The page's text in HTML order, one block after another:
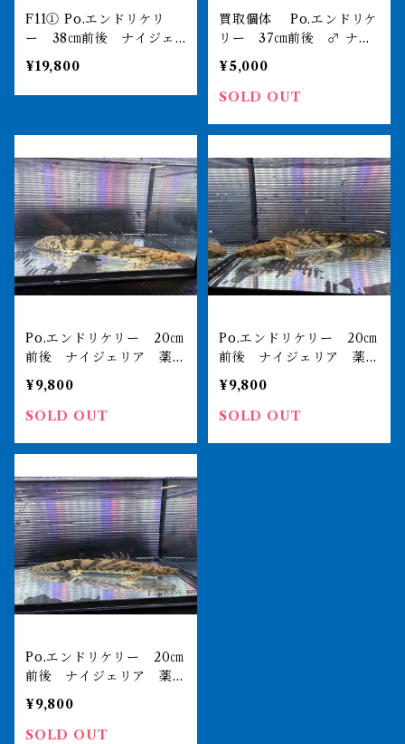
F11① Po.エンドリケリ
ー 38㎝前後 ナイジェ
リア 薬浴完了済
¥19,800
買取個体 Po.エンドリケ
リー 37㎝前後 ♂ ナイ
ジェリアワイルド 過去当
店販売個体
¥5,000
SOLD OUT
Po.エンドリケリー 20㎝
前後 ナイジェリア 薬浴
完了済
¥9,800
SOLD OUT
Po.エンドリケリー 20㎝
前後 ナイジェリア 薬浴
完了済
¥9,800
SOLD OUT
Po.エンドリケリー 20㎝
前後 ナイジェリア 薬浴
完了済
¥9,800
SOLD OUT